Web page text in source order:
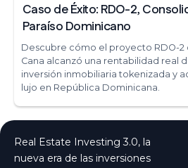
Caso de Éxito: RDO-2,
Paraíso Dominicano
Descubre cómo el proyecto RDO-2
Cana alcanzó una rentabilidad real
inversión inmobiliaria tokenizada y
lujo en República Dominicana.
Real Estate Investing 3.0, la
nueva era de las inversiones